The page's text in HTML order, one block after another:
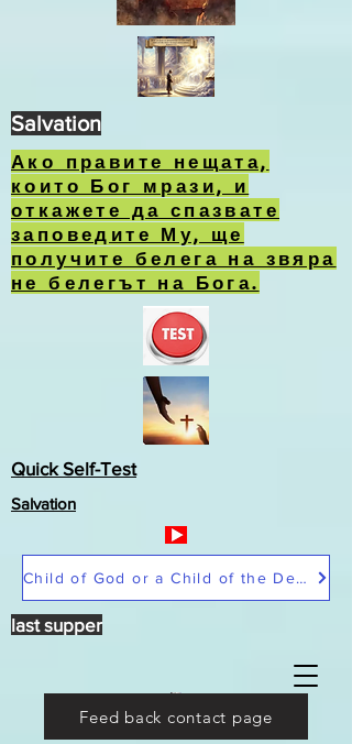
Ако правите нещата,
които Бог мрази, и
откажете да спазвате
заповедите Му, ще
получите белега на звяра
не белегът на Бога.
Quick Self-Test
Salvation
Salvation
Child of God or a Child of the Devil
last supper
Feed back contact page